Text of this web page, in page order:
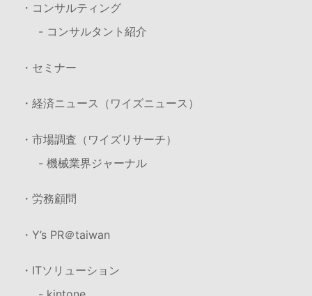
・コンサルティング
- コンサルタント紹介
・セミナー
・経済ニュース（ワイズニュース）
・市場調査（ワイズリサーチ）
- 機械業界ジャーナル
・労務顧問
・Y’s PR＠taiwan
・ITソリューション